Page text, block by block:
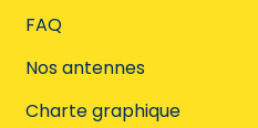
FAQ
Nos antennes
Charte graphique